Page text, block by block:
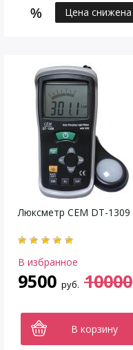
Цена снижена
Люксметр CEM DT-1309
В избранное
9500 руб. 10000
В корзину